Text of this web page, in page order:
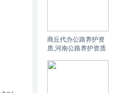
商丘代办公路养护资
质,河南公路养护资质